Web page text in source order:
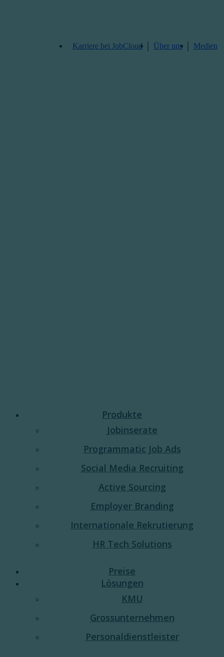
Karriere bei JobCloud​ Über uns Medien
Produkte
Jobinserate
Programmatic Job Ads
Social Media Recruiting
Active Sourcing
Employer Branding
Internationale Rekrutierung
HR Tech Solutions
Preise
Lösungen
KMU
Grossunternehmen
Personaldienstleister